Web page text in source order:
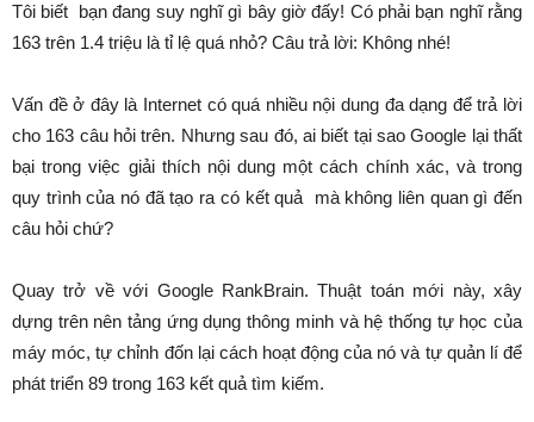
Tôi biết bạn đang suy nghĩ gì bây giờ đấy! Có phải bạn nghĩ rằng
163 trên 1.4 triệu là tỉ lệ quá nhỏ? Câu trả lời: Không nhé!
Vấn đề ở đây là Internet có quá nhiều nội dung đa dạng để trả lời
cho 163 câu hỏi trên. Nhưng sau đó, ai biết tại sao Google lại thất
bại trong việc giải thích nội dung một cách chính xác, và trong
quy trình của nó đã tạo ra có kết quả mà không liên quan gì đến
câu hỏi chứ?
Quay trở về với Google RankBrain. Thuật toán mới này, xây
dựng trên nên tảng ứng dụng thông minh và hệ thống tự học của
máy móc, tự chỉnh đốn lại cách hoạt động của nó và tự quản lí để
phát triển 89 trong 163 kết quả tìm kiếm.